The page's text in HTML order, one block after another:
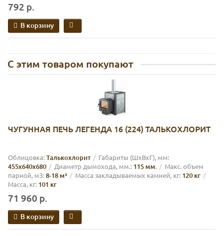
792 р.
В корзину
С этим товаром покупают
ЧУГУННАЯ ПЕЧЬ ЛЕГЕНДА 16 (224) ТАЛЬКОХЛОРИТ
Облицовка:Талькохлорит Габариты (ШхВхГ), мм:
455х640х680 Диаметр дымохода, мм.: 115 мм.
Макс. объем
парной, м3:8-18 м³ Масса закладываемых камней, кг: 120 кг
Масса, кг: 101 кг
71 960 р.
В корзину